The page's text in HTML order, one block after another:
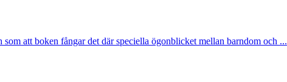
att boken fångar det där speciella ögonblicket mellan barndom och ...